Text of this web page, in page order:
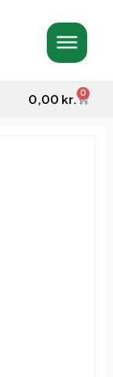
0,00 kr. 0